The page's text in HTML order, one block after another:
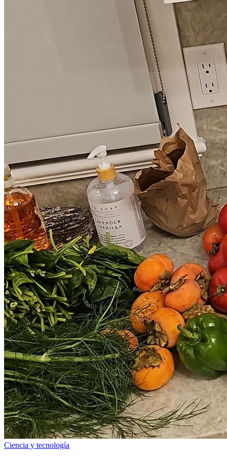
Ciencia y tecnología